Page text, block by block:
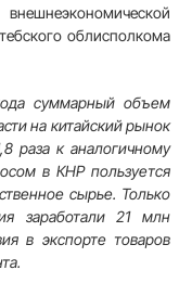
облисполкома
суммарный объем
на китайский рынок
раза к аналогичному
в КНР пользуется
сырье. Только
заработали 21 млн
в экспорте товаров